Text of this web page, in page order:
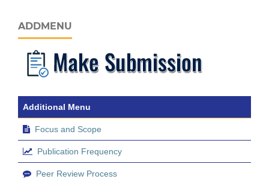
ADDMENU
Additional Menu
Focus and Scope
Publication Frequency
Peer Review Process